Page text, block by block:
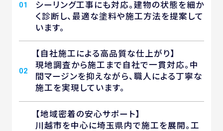
01
シーリング工事にも対応。建物の状態を細か
く診断し、最適な塗料や施工方法を提案して
います。
02
【自社施工による高品質な仕上がり】
現地調査から施工まで自社で一貫対応。中
間マージンを抑えながら、職人による丁寧な
施工を実現しています。
【地域密着の安心サポート】
川越市を中心に埼玉県内で施工を展開。工